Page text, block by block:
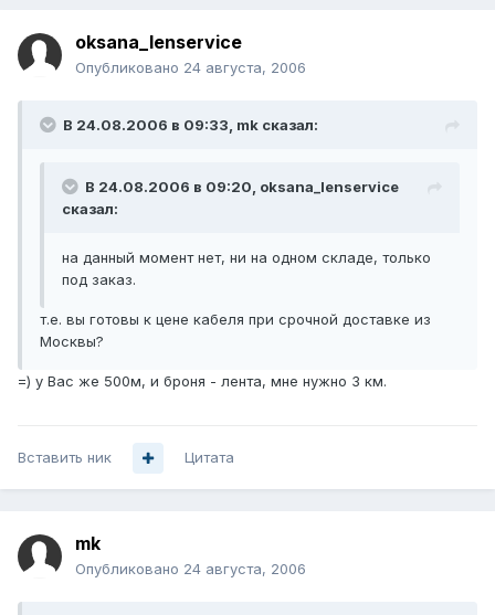
oksana_lenservice
Опубликовано 24 августа, 2006
В 24.08.2006 в 09:33, mk сказал:
В 24.08.2006 в 09:20, oksana_lenservice
сказал:
на данный момент нет, ни на одном складе, только
под заказ.
т.е. вы готовы к цене кабеля при срочной доставке из
Москвы?
=) у Вас же 500м, и броня - лента, мне нужно 3 км.
Вставить ник Цитата
mk
Опубликовано 24 августа, 2006